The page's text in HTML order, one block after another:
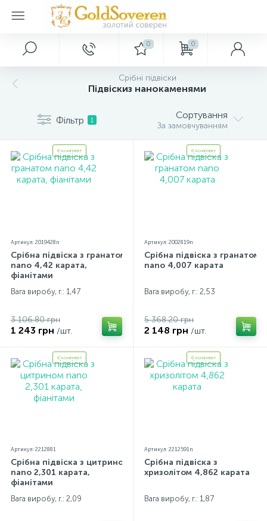
0 0
Срібні підвіски
Підвіскиз нанокаменями
Фільтр 1 Сортування
За замовчуванням
Є комплект
Артикул: 2019428n
Срібна підвіска з гранатом
nano 4,42 карата,
фіанітами
Вага виробу, г.: 1,47
3 106.80 грн
1 243 грн /шт.
Є комплект
Артикул: 2002819n
Срібна підвіска з гранатом
nano 4,007 карата
Вага виробу, г.: 2,53
5 368.20 грн
2 148 грн /шт.
Є комплект
Артикул: 2212881
Срібна підвіска з цитрином
nano 2,301 карата,
фіанітами
Вага виробу, г.: 2,09
Є комплект
Артикул: 2212591n
Срібна підвіска з
хризолітом 4,862 карата
Вага виробу, г.: 1,87
Головне меню
Головна
Оптовим покупцям
Нові надходження
Про нас
Оплата та доставка
Срібні прикраси
Срібні каблучки
Срібні підвіски
Срібні шарми
Срібні ланцюжки
Срібні аксесуари
Срібні сувеніри
Золоті прикраси
Золоті аксесуари
Золоті каблучки
Золоті підвіски
Золоті ланцюги
Декор
Сувеніри